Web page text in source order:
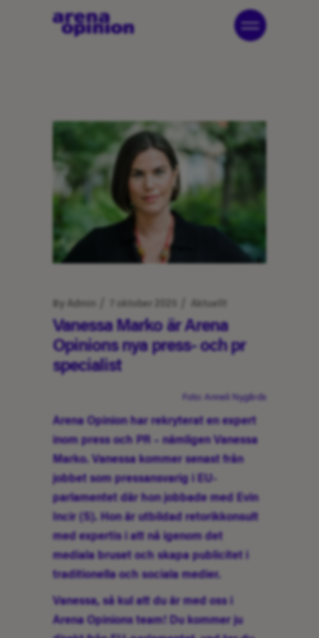
By
Vanessa Marko är Arena
Opinions nya press- och pr
specialist
Foto: Anneli Nygårds
Arena Opinion har rekryterat en expert
inom press och PR – nämligen Vanessa
Marko. Vanessa kommer senast från
jobbet som pressansvarig i EU-
parlamentet där hon jobbade med Evin
Incir (S). Hon är utbildad retorikkonsult
med expertis i att nå igenom det
mediala bruset och skapa publicitet i
traditionella och sociala medier.
Vanessa, så kul att du är med oss i
Arena Opinions team! Du kommer ju